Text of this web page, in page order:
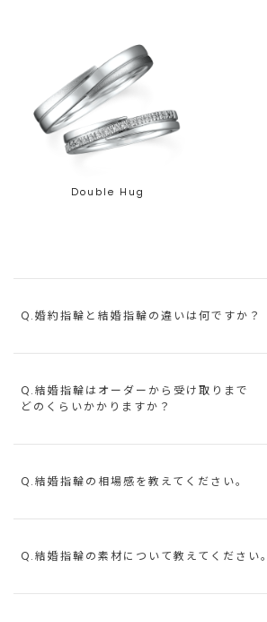
Double Hug
Q.婚約指輪と結婚指輪の違いは何ですか？
Q.結婚指輪はオーダーから受け取りまで
どのくらいかかりますか？
Q.結婚指輪の相場感を教えてください。
Q.結婚指輪の素材について教えてください。